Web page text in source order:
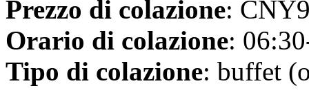
Prezzo di colazione:
Orario di colazione:
Tipo di colazione: buffet